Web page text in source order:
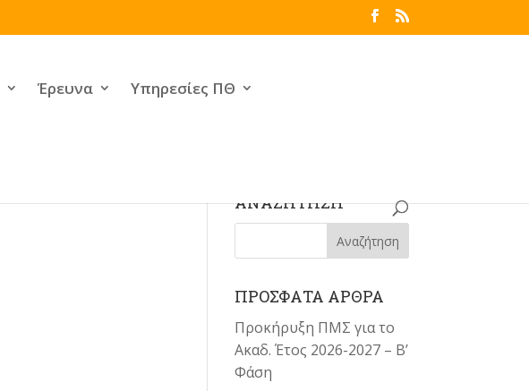
Έρευνα Υπηρεσίες ΠΘ
ΑΝΑΖΗΤΗΣΗ
ΠΡΟΣΦΑΤΑ ΑΡΘΡΑ
Προκήρυξη ΠΜΣ για το
Ακαδ. Έτος 2026-2027 – Β’
Φάση